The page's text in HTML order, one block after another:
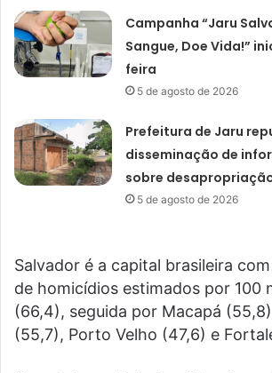
Campanha “Jaru
Sangue, Doe Vida!”
feira
5 de agosto de 2026
Prefeitura de Jaru
disseminação de
sobre
5 de agosto de 2026
Salvador é a capital brasileira
de homicídios estimados por 100
(66,4), seguida por Macapá
(55,7), Porto Velho (47,6) e